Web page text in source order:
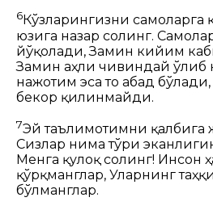
6Кўзларингизни самоларга
юзига назар солинг.
йўқолади,Замин кийим
Замин аҳли чивиндай ўлиб
нажотим эса то абад бўлади,
бекор қилинмайди.
7Эй таълимотимни қалбига
Сизлар нима тўғри
Менга қулоқ солинг! Инсон
қўрқманглар, Уларнинг
бўлманглар.